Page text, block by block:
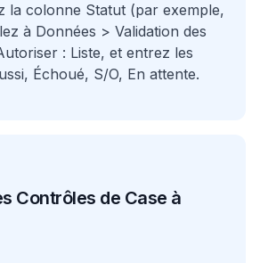
la colonne Statut (par exemple,
à Données > Validation des
: Liste, et entrez les
Échoué, S/O, En attente.
Contrôles de Case à